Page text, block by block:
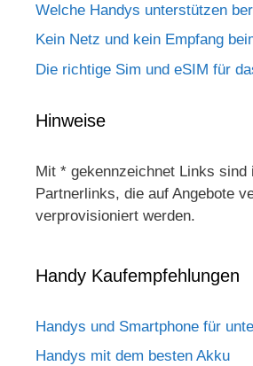
Welche Handys unterstützen
Kein Netz und kein Empfang
Die richtige Sim und eSIM für
Hinweise
Mit * gekennzeichnet Links sind
Partnerlinks, die auf Angebote
verprovisioniert werden.
Handy Kaufempfehlungen
Handys und Smartphone für
Handys mit dem besten Akku